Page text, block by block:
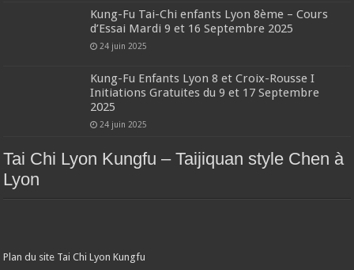
Kung-Fu Tai-Chi enfants Lyon 8ème – Cours
d’Essai Mardi 9 et 16 Septembre 2025
24 juin 2025
Kung-Fu Enfants Lyon 8 et Croix-Rousse I
Initiations Gratuites du 9 et 17 Septembre
2025
24 juin 2025
Tai Chi Lyon Kungfu – Taijiquan style Chen à
Lyon
Plan du site Tai Chi Lyon Kungfu